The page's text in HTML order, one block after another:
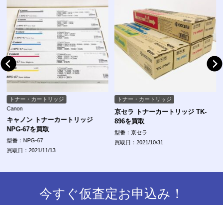
トナー・カートリッジ
Canon
キャノン トナーカートリッジ
NPG-67を買取
型番：NPG-67
買取日：2021/11/13
トナー・カートリッジ
京セラ トナーカートリッジ TK-
896を買取
型番：京セラ
買取日：2021/10/31
今すぐ仮査定お申込み！